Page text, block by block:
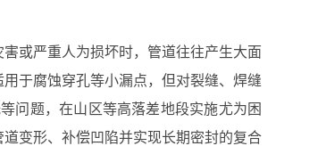
或严重人为损坏时，管道往往产生大面
于腐蚀穿孔等小漏点，但对裂缝、焊缝
问题，在山区等高落差地段实施尤为困
变形、补偿凹陷并实现长期密封的复合